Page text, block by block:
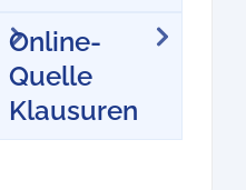
Online-
Quelle
Klausuren